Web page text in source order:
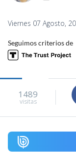
Viernes 07 Agosto,
Seguimos criterios de
1489
visitas